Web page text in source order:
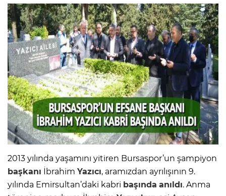
2013 yılında yaşamını yitiren Bursaspor’un şampiyon
başkanı İbrahim Yazıcı, aramızdan ayrılışının 9.
yılında Emirsultan’daki kabri başında anıldı. Anma